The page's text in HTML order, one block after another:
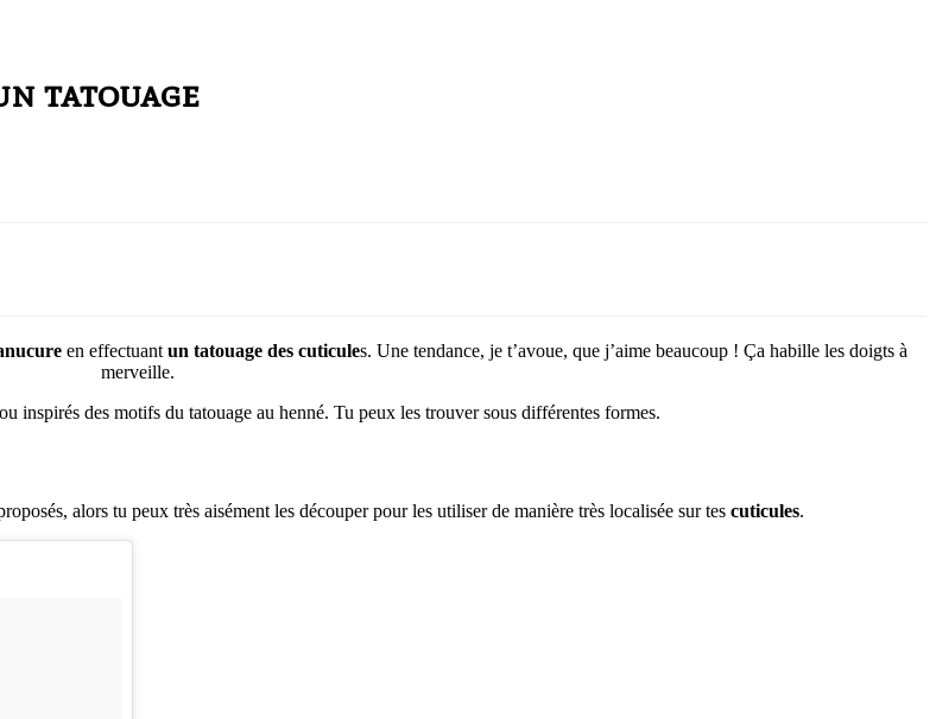
tatouage
en effectuant un tatouage des cuticules. Une tendance, je t’avoue, que j’aime beaucoup ! Ça habille les doigts à
merveille.
inspirés des motifs du tatouage au henné. Tu peux les trouver sous différentes formes.
alors tu peux très aisément les découper pour les utiliser de manière très localisée sur tes cuticules.